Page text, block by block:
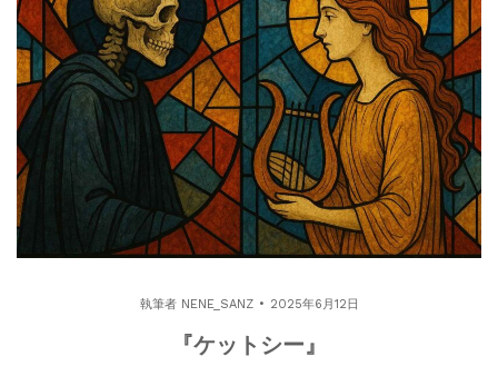
執筆者 NENE_SANZ 2025年6月12日
『ケットシー』